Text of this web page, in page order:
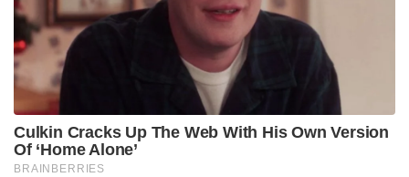
Culkin Cracks Up The Web With His Own Version
Of ‘Home Alone’
BRAINBERRIES